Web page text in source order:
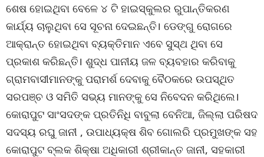
ଶେଷ ହୋଇଥିବା ବେଳେ ୪ ଟି ହାଇସ୍କୁଲର ରୁପାନ୍ତିକରଣ
କାର୍ଯ୍ୟ ଚାଲୁଥିବା ସେ ସୂଚନା ଦେଇଛନ୍ତି। ଡେଙ୍ଗୁ ରୋଗରେ
ଆକ୍ରାନ୍ତ ହୋଇଥିବା ବ୍ୟକ୍ତିମାନ ଏବେ ସୁସ୍ଥ ଥିବା ସେ
ପ୍ରକାଶ କରିଛନ୍ତି। ଶୁଦ୍ଧ ପାନୀୟ ଜଳ ବ୍ୟବହାର କରିବାକୁ
ଗ୍ରାମବାସୀମାନଙ୍କୁ ପରାମର୍ଶ ଦେବାକୁ ବୈଠକରେ ଉପସ୍ଥିତ
ସରପଞ୍ଚ ଓ ସମିତି ସଭ୍ୟ ମାନଙ୍କୁ ସେ ନିବେଦନ କରିଥିଲେ।
କୋରାପୁଟ ସାଂସଦଙ୍କ ପ୍ରତିନିଧି ବାବୁଲା ବେନିଆ, ଜିଲ୍ଲା ପରିଷଦ
ସଦସ୍ୟ ରଘୁ ଜାନୀ , ଉପାଧ୍ୟକ୍ଷ ଶିବ ଗୋଲରି ପ୍ରମୁଖଙ୍କ ସହ
କୋରାପୁଟ ବ୍ଲକ ଶିକ୍ଷା ଅଧିକାରୀ ଶ୍ରୀକାନ୍ତ ଜାନୀ, ସହକାରୀ